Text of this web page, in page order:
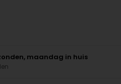
maandag in huis